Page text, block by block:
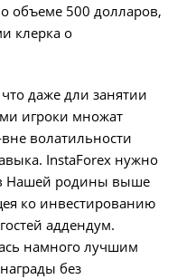
объеме 500 долларов,
клерка о
даже дли занятии
игроки множат
волатильности
InstaForex нужно
Нашей родины выше
ко инвестированию
аддендум.
намного лучшим
без